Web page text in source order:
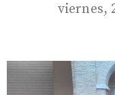
viernes,